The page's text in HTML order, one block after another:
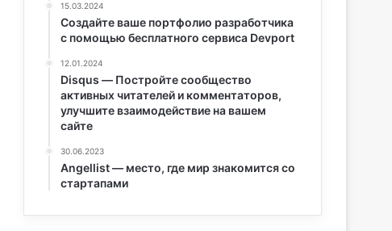
15.03.2024
Создайте ваше портфолио разработчика
с помощью бесплатного сервиса Devport
12.01.2024
Disqus — Постройте сообщество
активных читателей и комментаторов,
улучшите взаимодействие на вашем
сайте
30.06.2023
Angellist — место, где мир знакомится со
стартапами